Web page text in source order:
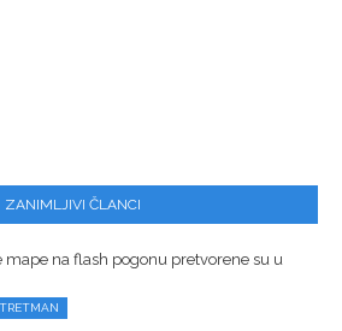
ZANIMLJIVI ČLANCI
mape na flash pogonu pretvorene su u